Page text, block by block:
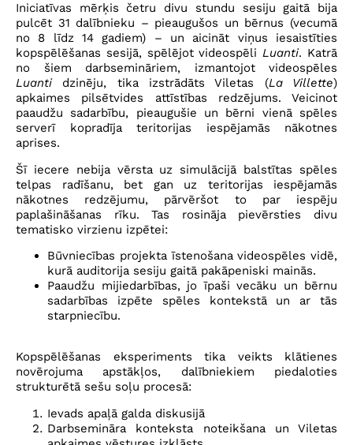
Iniciatīvas mērķis četru divu stundu sesiju gaitā bija
pulcēt 31 dalībnieku – pieaugušos un bērnus (vecumā
no 8 līdz 14 gadiem) – un aicināt viņus iesaistīties
kopspēlēšanas sesijā, spēlējot videospēliLuanti. Katrā
no šiem darbsemināriem, izmantojot videospēles
Luantidzinēju, tika izstrādāts Viletas (La Villette)
apkaimes pilsētvides attīstības redzējums. Veicinot
paaudžu sadarbību, pieaugušie un bērni vienā spēles
serverī kopradīja teritorijas iespējamās nākotnes
aprises.
Šī iecere nebija vērsta uz simulācijā balstītas spēles
telpas radīšanu, bet gan uz teritorijas iespējamās
nākotnes redzējumu, pārvēršot to par iespēju
paplašināšanas rīku. Tas rosināja pievērsties divu
tematisko virzienu izpētei:
Būvniecības projekta īstenošana videospēles vidē,
kurā auditorija sesiju gaitā pakāpeniski mainās.
Paaudžu mijiedarbības, jo īpaši vecāku un bērnu
sadarbības izpēte spēles kontekstā un ar tās
starpniecību.
Kopspēlēšanas eksperiments tika veikts klātienes
novērojuma apstākļos, dalībniekiem piedaloties
strukturētā sešu soļu procesā:
Ievads apaļā galda diskusijā
Darbsemināra konteksta noteikšana un Viletas